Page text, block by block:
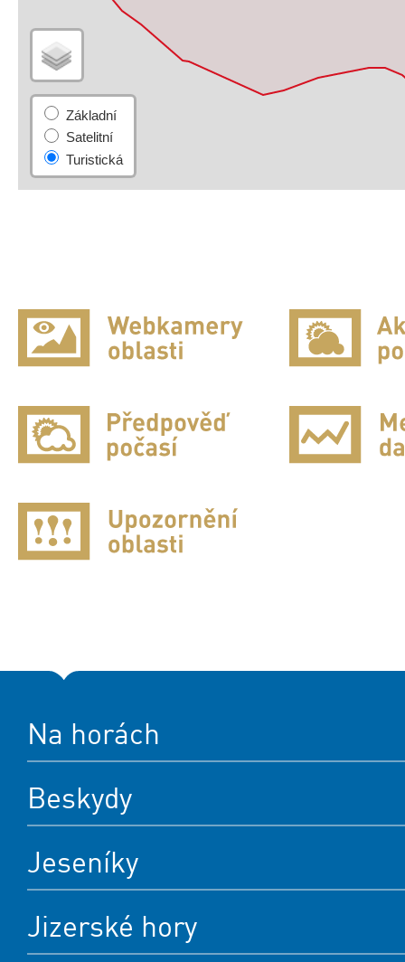
Na horách
Beskydy
Jeseníky
Jizerské hory